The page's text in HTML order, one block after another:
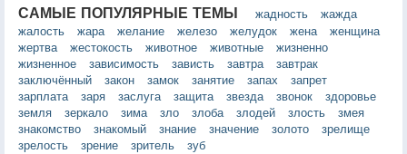
САМЫЕ ПОПУЛЯРНЫЕ ТЕМЫ жадность
жажда
жалость
жара желание железо желудок жена
женщина
жертва
жестокость животное животные
жизненно
жизненное
зависимость зависть завтра
завтрак
заключённый
закон замок занятие запах
запрет
зарплата
заря заслуга защита звезда звонок
здоровье
земля
зеркало зима зло злоба злодей злость
змея
знакомство
знакомый знание значение золото
зрелище
зрелость
зрение зритель зуб